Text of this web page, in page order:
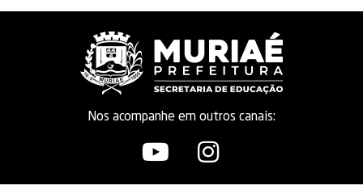
Nos acompanhe em outros canais: